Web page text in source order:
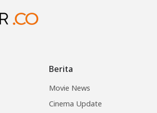
Berita
Movie News
Cinema Update